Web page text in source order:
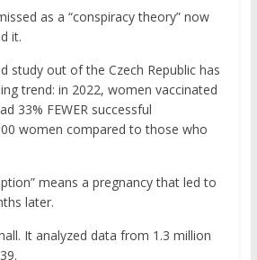
as a “conspiracy theory” now
it.
study out of the Czech Republic has
trend: in 2022, women vaccinated
33% FEWER successful
women compared to those who
means a pregnancy that led to
later.
It analyzed data from 1.3 million